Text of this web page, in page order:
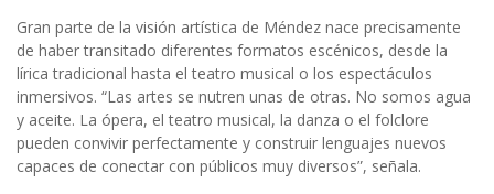
Gran parte de la visión artística de Méndez nace precisamente
de haber transitado diferentes formatos escénicos, desde la
lírica tradicional hasta el teatro musical o los espectáculos
inmersivos. “Las artes se nutren unas de otras. No somos agua
y aceite. La ópera, el teatro musical, la danza o el folclore
pueden convivir perfectamente y construir lenguajes nuevos
capaces de conectar con públicos muy diversos”, señala.